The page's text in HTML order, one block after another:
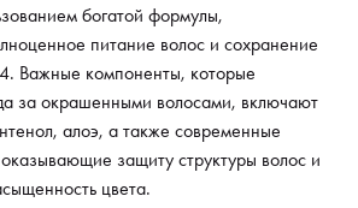
богатой формулы,
питание волос и сохранение
Важные компоненты, которые
за окрашенными волосами, включают
алоэ, а также современные
защиту структуры волос и
цвета.